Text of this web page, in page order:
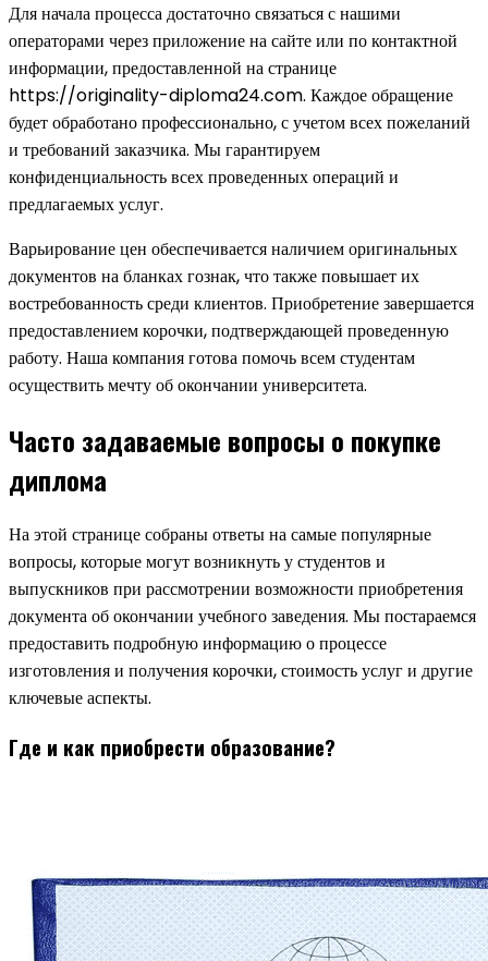
Для начала процесса достаточно связаться с нашими
операторами через приложение на сайте или по контактной
информации, предоставленной на странице
https://originality-diploma24.com. Каждое обращение
будет обработано профессионально, с учетом всех пожеланий
и требований заказчика. Мы гарантируем
конфиденциальность всех проведенных операций и
предлагаемых услуг.
Варьирование цен обеспечивается наличием оригинальных
документов на бланках гознак, что также повышает их
востребованность среди клиентов. Приобретение завершается
предоставлением корочки, подтверждающей проведенную
работу. Наша компания готова помочь всем студентам
осуществить мечту об окончании университета.
Часто задаваемые вопросы о покупке
диплома
На этой странице собраны ответы на самые популярные
вопросы, которые могут возникнуть у студентов и
выпускников при рассмотрении возможности приобретения
документа об окончании учебного заведения. Мы постараемся
предоставить подробную информацию о процессе
изготовления и получения корочки, стоимость услуг и другие
ключевые аспекты.
Где и как приобрести образование?